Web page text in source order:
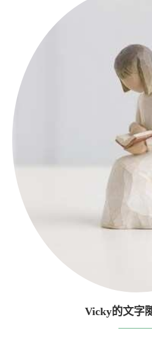
Vicky的文字